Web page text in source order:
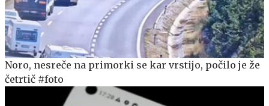
Noro, nesreče na primorki se kar vrstijo, počilo je že
četrtič #foto